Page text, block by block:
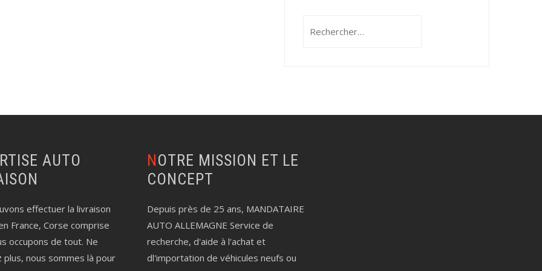
effectuer la livraison
France, Corse comprise
occupons de tout. Ne
plus, nous sommes là pour
NOTRE MISSION ET LE
CONCEPT
Depuis près de 25 ans, MANDATAIRE
AUTO ALLEMAGNE Service de
recherche, d'aide à l'achat et
dl'importation de véhicules neufs ou